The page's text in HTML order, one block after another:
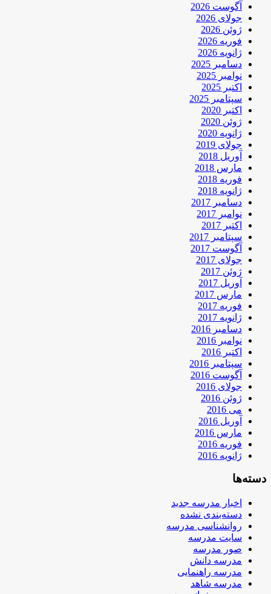
آگوست 2026
جولای 2026
ژوئن 2026
فوریه 2026
ژانویه 2026
دسامبر 2025
نوامبر 2025
اکتبر 2025
سپتامبر 2025
اکتبر 2020
ژوئن 2020
ژانویه 2020
جولای 2019
آوریل 2018
مارس 2018
فوریه 2018
ژانویه 2018
دسامبر 2017
نوامبر 2017
اکتبر 2017
سپتامبر 2017
آگوست 2017
جولای 2017
ژوئن 2017
آوریل 2017
مارس 2017
فوریه 2017
ژانویه 2017
دسامبر 2016
نوامبر 2016
اکتبر 2016
سپتامبر 2016
آگوست 2016
جولای 2016
ژوئن 2016
می 2016
آوریل 2016
مارس 2016
فوریه 2016
ژانویه 2016
دسته‌ها
اخبار مدرسه جدید
دسته‌بندی نشده
روانشناسی مدرسه
سایت مدرسه
صور مدرسه
مدرسه دانش
مدرسه راهنمایی
مدرسه شاهد